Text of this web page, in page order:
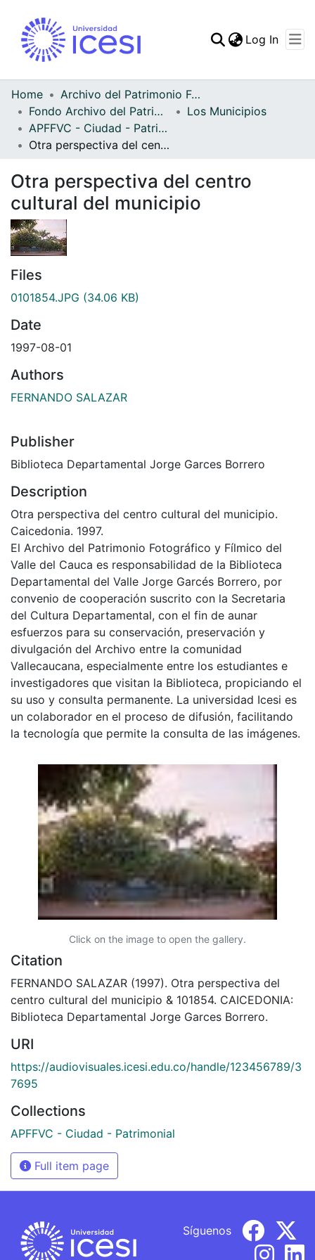
Statistics
Log In
Home
Archivo del Patrimonio Fotográfico y Fílmico del Valle del Cauca
Fondo Archivo del Patrimonio Fotográfico y Fílmico del Valle del Cauca
Los Municipios
APFFVC - Ciudad - Patrimonial
Otra perspectiva del centro cultural del municipio
Otra perspectiva del centro
cultural del municipio
Files
0101854.JPG (34.06 KB)
Date
1997-08-01
Authors
FERNANDO SALAZAR
Publisher
Biblioteca Departamental Jorge Garces Borrero
Description
Otra perspectiva del centro cultural del municipio.
Caicedonia. 1997.
El Archivo del Patrimonio Fotográfico y Fílmico del
Valle del Cauca es responsabilidad de la Biblioteca
Departamental del Valle Jorge Garcés Borrero, por
convenio de cooperación suscrito con la Secretaria
del Cultura Departamental, con el fin de aunar
esfuerzos para su conservación, preservación y
divulgación del Archivo entre la comunidad
Vallecaucana, especialmente entre los estudiantes e
investigadores que visitan la Biblioteca, propiciando el
su uso y consulta permanente. La universidad Icesi es
un colaborador en el proceso de difusión, facilitando
la tecnología que permite la consulta de las imágenes.
Click on the image to open the gallery.
Citation
FERNANDO SALAZAR (1997). Otra perspectiva del
centro cultural del municipio & 101854. CAICEDONIA:
Biblioteca Departamental Jorge Garces Borrero.
URI
https://audiovisuales.icesi.edu.co/handle/123456789/3
7695
Collections
APFFVC - Ciudad - Patrimonial
Full item page
Síguenos